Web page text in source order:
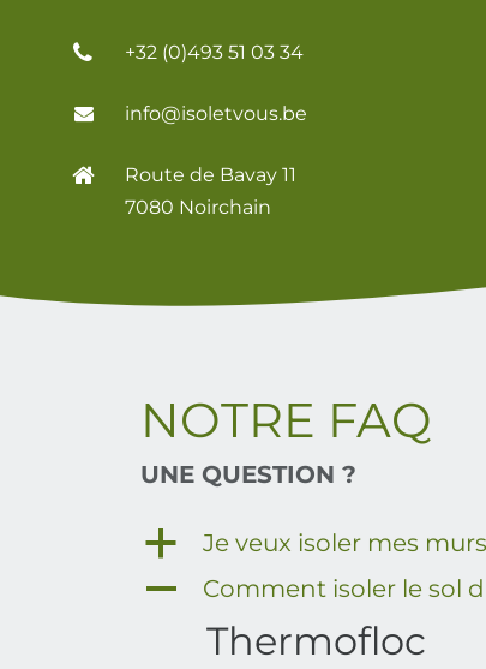
NOTRE FAQ
UNE QUESTION ?
a Je veux isoler mes
A Comment isoler le sol
Thermofloc
+32 (0)493 51 03 34
info@isoletvous.be
Route de Bavay 11
7080 Noirchain